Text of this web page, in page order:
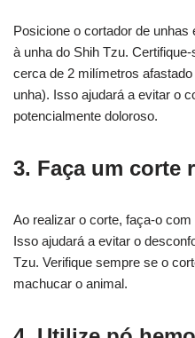
Posicione o cortador de unhas
à unha do Shih Tzu.
cerca de 2 milímetros
unha). Isso ajudará a evitar o
potencialmente doloroso.
3. Faça um corte
Ao realizar o corte, faça-o
Isso ajudará a evitar o
Tzu. Verifique sempre se o
machucar o animal.